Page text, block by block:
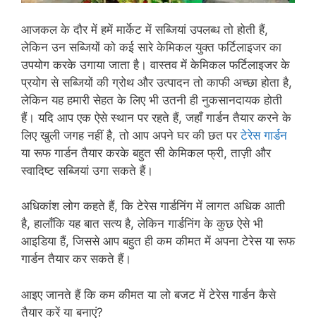
आजकल के दौर में हमें मार्केट में सब्जियां उपलब्ध तो होती हैं,
लेकिन उन सब्जियों को कई सारे केमिकल युक्त फर्टिलाइजर का
उपयोग करके उगाया जाता है। वास्तव में केमिकल फर्टिलाइजर के
प्रयोग से सब्जियों की ग्रोथ और उत्पादन तो काफी अच्छा होता है,
लेकिन यह हमारी सेहत के लिए भी उतनी ही नुकसानदायक होती
हैं। यदि आप एक ऐसे स्थान पर रहते हैं, जहाँ गार्डन तैयार करने के
लिए खुली जगह नहीं है, तो आप अपने घर की छत परटेरेस गार्डन
या रूफ गार्डन तैयार करके बहुत सी केमिकल फ्री, ताज़ी और
स्वादिष्ट सब्जियां उगा सकते हैं।
अधिकांश लोग कहते हैं, कि टेरेस गार्डनिंग में लागत अधिक आती
है, हालाँकि यह बात सत्य है, लेकिन गार्डनिंग के कुछ ऐसे भी
आइडिया हैं, जिससे आप बहुत ही कम कीमत में अपना टेरेस या रूफ
गार्डन तैयार कर सकते हैं।
आइए जानते हैं कि कम कीमत या लो बजट में टेरेस गार्डन कैसे
तैयार करें या बनाएं?